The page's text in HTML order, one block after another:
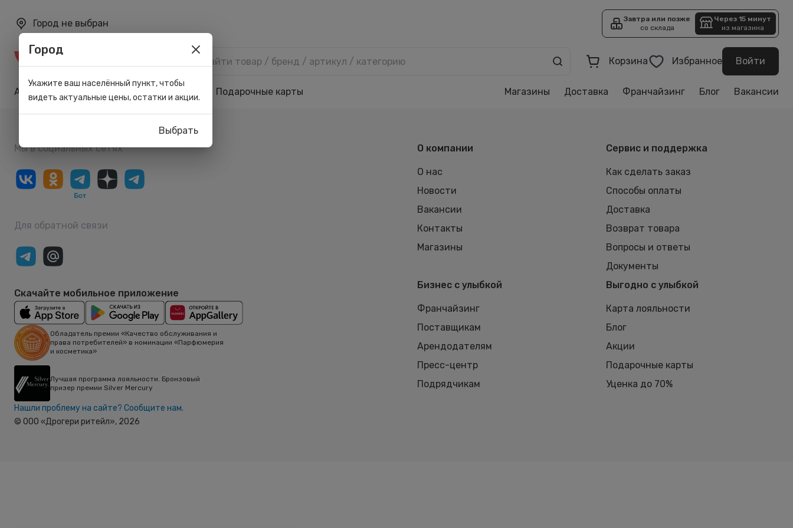
Город не выбран
Завтра или позже
со склада
Через 15 минут
из магазина
Корзина Избранное Войти
Акции Карта лояльности Подарочные карты Магазины Доставка Франчайзинг Блог Вакансии
Мы в социальных сетях
Для обратной связи
Скачайте мобильное приложение
Обладатель премии «Качество обслуживания и
права потребителей» в номинации «Парфюмерия
и косметика»
Лучшая программа лояльности. Бронзовый
призер премии Silver Mercury
Нашли проблему на сайте? Сообщите нам.
© ООО «Дрогери ритейл», 2026
О компании
О нас
Новости
Вакансии
Контакты
Магазины
Сервис и поддержка
Как сделать заказ
Способы оплаты
Доставка
Возврат товара
Вопросы и ответы
Документы
Бизнес с улыбкой
Франчайзинг
Поставщикам
Арендодателям
Пресс-центр
Подрядчикам
Выгодно с улыбкой
Карта лояльности
Блог
Акции
Подарочные карты
Уценка до 70%
Город
Укажите ваш населённый пункт, чтобы
видеть актуальные цены, остатки и акции.
Выбрать